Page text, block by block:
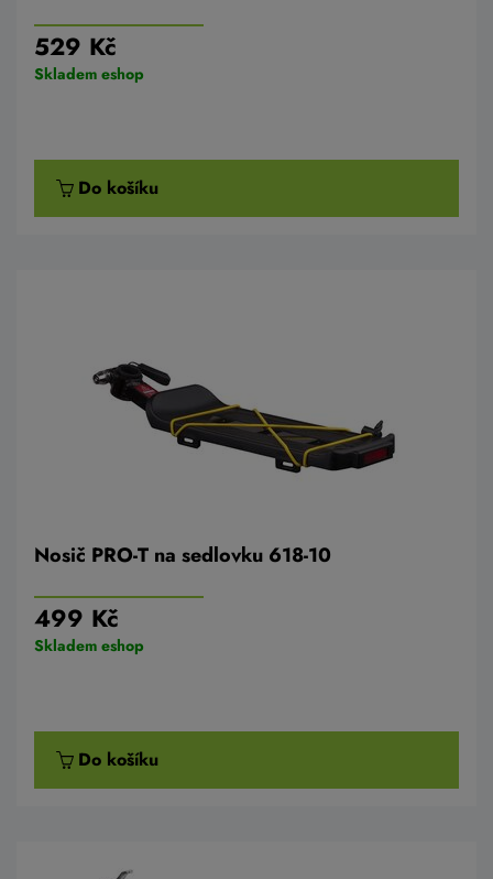
529 Kč
Skladem eshop
Do košíku
Nosič PRO-T na sedlovku 618-10
499 Kč
Skladem eshop
Do košíku